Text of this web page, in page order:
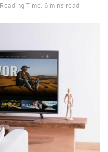
Reading Time: 6 mins read